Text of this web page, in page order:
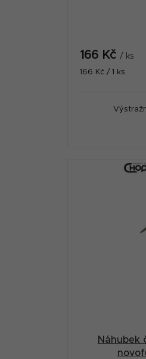
166 Kč / ks
Měrná
166 Kč / 1 ks
Náhubek